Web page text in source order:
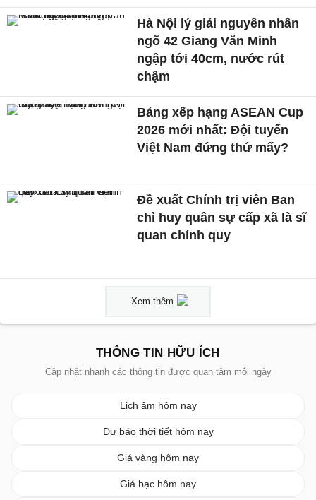
Hà Nội lý giải nguyên nhân
ngõ 42 Giang Văn Minh
ngập tới 40cm, nước rút
chậm
Bảng xếp hạng ASEAN Cup
2026 mới nhất: Đội tuyển
Việt Nam đứng thứ mấy?
Đề xuất Chính trị viên Ban
chỉ huy quân sự cấp xã là sĩ
quan chính quy
Xem thêm
THÔNG TIN HỮU ÍCH
Cập nhật nhanh các thông tin được quan tâm mỗi ngày
Lịch âm hôm nay
Dự báo thời tiết hôm nay
Giá vàng hôm nay
Giá bạc hôm nay